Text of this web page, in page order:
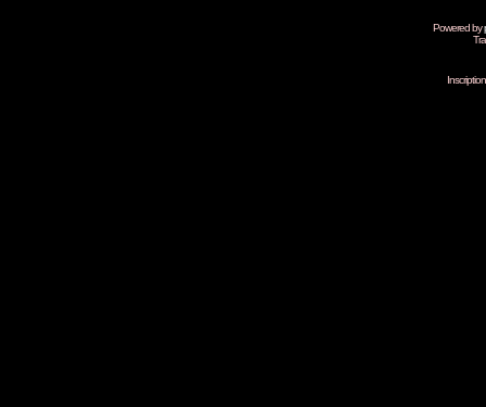
Powered by